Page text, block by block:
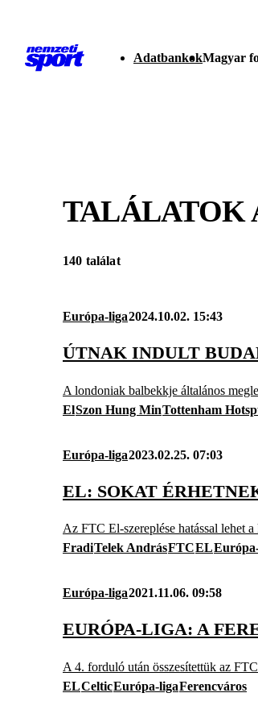
AdatbankokMagyar
TALÁLATOK
140 találat
Európa-liga2024.10.02. 15:43
ÚTNAK INDULT
A londoniak balbekkje általános
ElSzon Hung MinTottenham
Európa-liga2023.02.25. 07:03
EL: SOKAT
Az FTC El-szereplése hatással lehet
FradiTelek AndrásFTCEL
Európa-liga2021.11.06. 09:58
EURÓPA-LIGA: A
A 4. forduló után összesítettük az
ELCelticEurópa-ligaFerencváros